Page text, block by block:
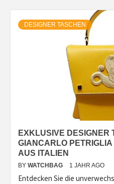
DESIGNER TASCHEN
EXKLUSIVE DESIGNER
GIANCARLO
AUS ITALIEN
BY WATCHBAG 1 JAHR AGO
Entdecken Sie die